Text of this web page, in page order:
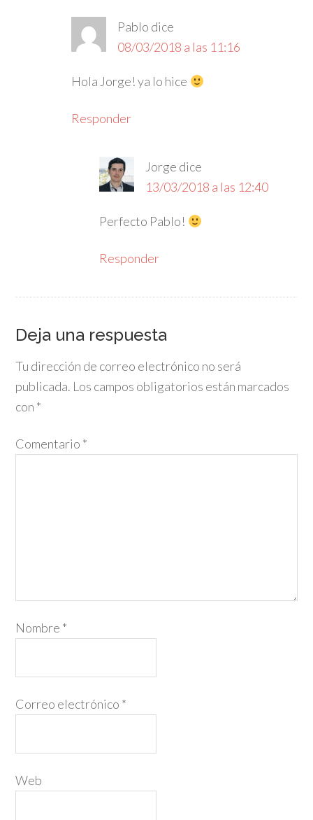
Pablo dice
08/03/2018 a las 11:16
Hola Jorge! ya lo hice
Responder
Jorge dice
13/03/2018 a las 12:40
Perfecto Pablo!
Responder
Deja una respuesta
Tu dirección de correo electrónico no será
publicada. Los campos obligatorios están marcados
con *
Comentario *
Nombre *
Correo electrónico *
Web